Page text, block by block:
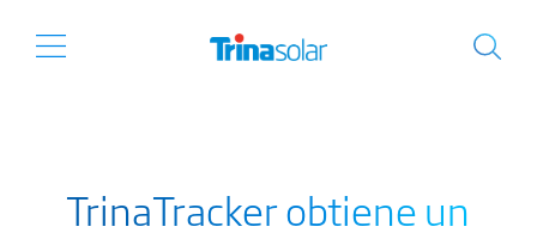
TrinaTracker obtiene un